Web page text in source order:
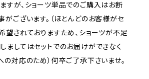
すが、ショーツ単品でのご購入はお断
がございます。（ほとんどのお客様がセ
望されておりますため、ショーツが不足
ましてはセットでのお届けができなく
の対応のため）何卒ご了承下さいませ。